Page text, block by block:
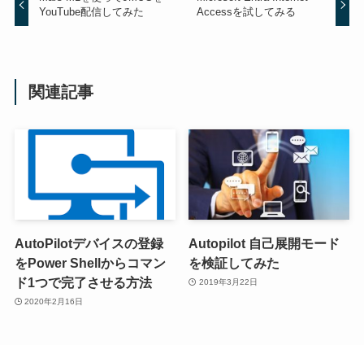
YouTube配信してみた
Accessを試してみる
関連記事
AutoPilotデバイスの登録
をPower Shellからコマン
ド1つで完了させる方法
2020年2月16日
Autopilot 自己展開モード
を検証してみた
2019年3月22日